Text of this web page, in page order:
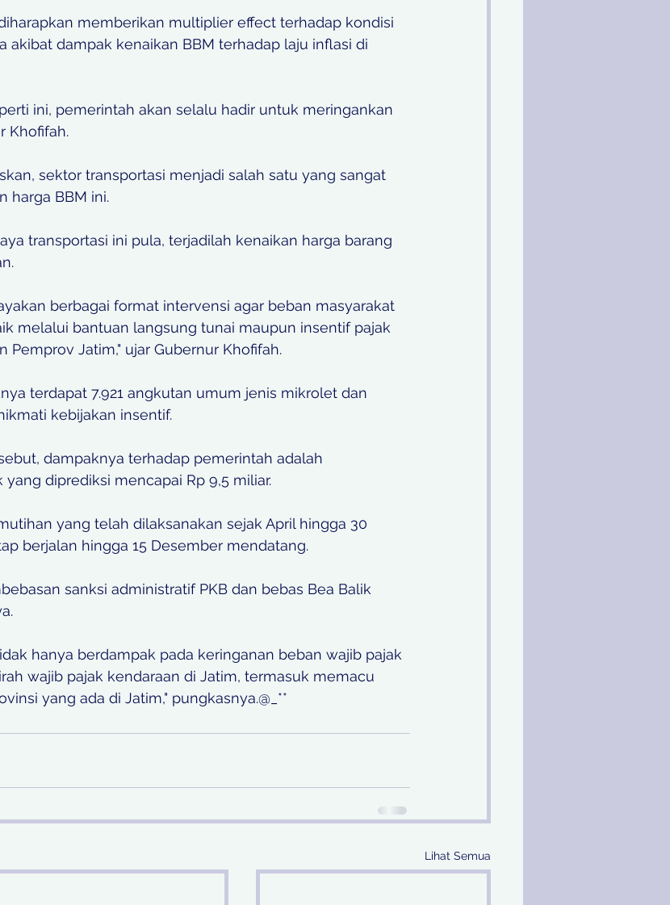
memberikan multiplier effect terhadap kondisi
akibat dampak kenaikan BBM terhadap laju inflasi di
ini, pemerintah akan selalu hadir untuk meringankan
Khofifah.
sektor transportasi menjadi salah satu yang sangat
harga BBM ini.
transportasi ini pula, terjadilah kenaikan harga barang
berbagai format intervensi agar beban masyarakat
melalui bantuan langsung tunai maupun insentif pajak
Pemprov Jatim," ujar Gubernur Khofifah.
terdapat 7.921 angkutan umum jenis mikrolet dan
kebijakan insentif.
dampaknya terhadap pemerintah adalah
diprediksi mencapai Rp 9,5 miliar.
yang telah dilaksanakan sejak April hingga 30
berjalan hingga 15 Desember mendatang.
sanksi administratif PKB dan bebas Bea Balik
hanya berdampak pada keringanan beban wajib pajak
wajib pajak kendaraan di Jatim, termasuk memacu
yang ada di Jatim," pungkasnya.@_**
Lihat Semua